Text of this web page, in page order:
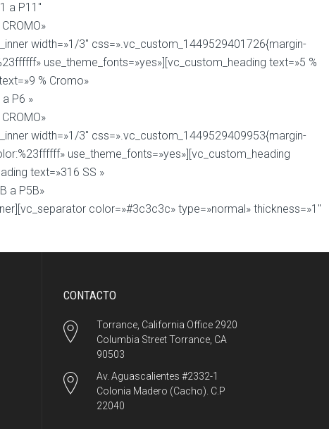
a P11″
width=»1/3″ css=».vc_custom_1449529401726{margin-
use_theme_fonts=»yes»][vc_custom_heading text=»5 %
% Cromo»
P6 »
width=»1/3″ css=».vc_custom_1449529409953{margin-
use_theme_fonts=»yes»][vc_custom_heading
text=»316 SS »
a P5B»
color=»#3c3c3c» type=»normal» thickness=»1″
CONTACTO
Torrance, California Office 2920
Columbia Street Torrance, CA
90503
Av. Aguascalientes #2332-1
Colonia Madero (Cacho). C.P
22040